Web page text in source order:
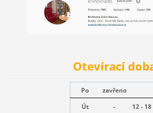
Otevírací
Po
zavřeno
Út
-
12 - 18